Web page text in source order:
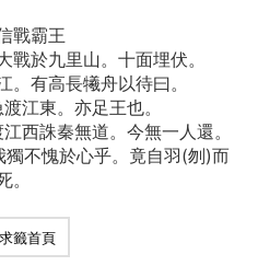
戰霸王
於九里山。十面埋伏。
。有高長犧舟以待曰。
江東。亦足王也。
西誅秦無道。今無一人還。
不愧於心乎。竟自羽(刎)而
。
籤首頁